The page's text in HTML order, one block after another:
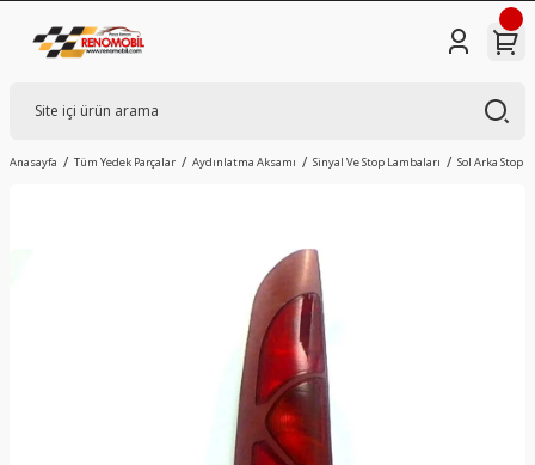
Anasayfa Tüm Yedek Parçalar Aydınlatma Aksamı Sinyal Ve Stop Lambaları Sol Arka Stop